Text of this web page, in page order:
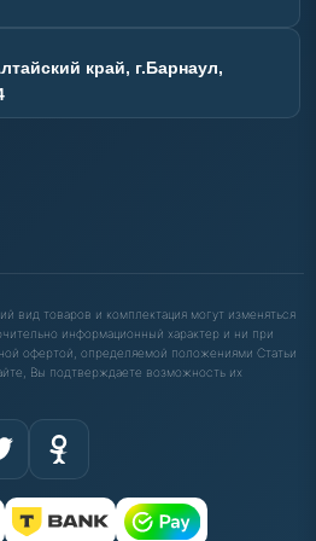
край, г.Барнаул,
товаров и комплектация могут изменяться
информационный характер и ни при
офертой, определяемой положениями Статьи
Вы подтверждаете возможность их